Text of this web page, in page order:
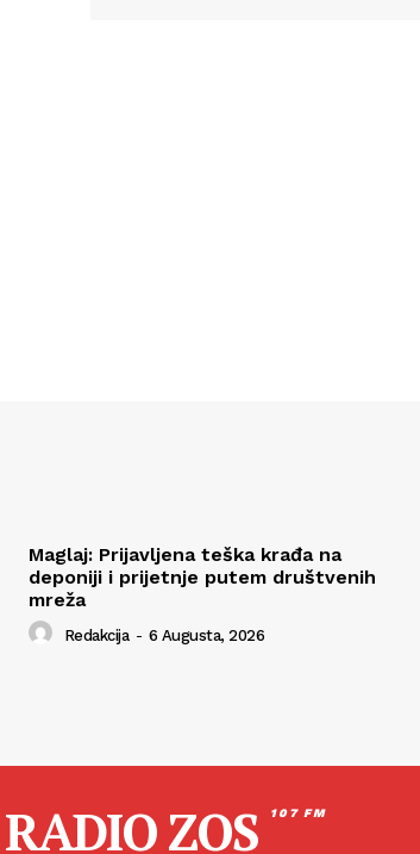
Maglaj: Prijavljena teška krađa na
deponiji i prijetnje putem društvenih
mreža
Redakcija - 6 Augusta, 2026
RADIO ZOS 107 FM